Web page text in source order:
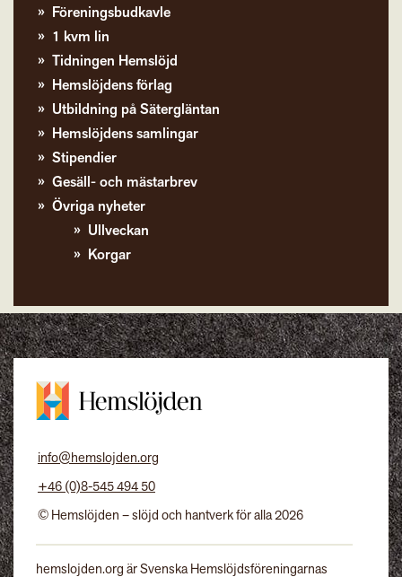
Föreningsbudkavle
1 kvm lin
Tidningen Hemslöjd
Hemslöjdens förlag
Utbildning på Sätergläntan
Hemslöjdens samlingar
Stipendier
Gesäll- och mästarbrev
Övriga nyheter
Ullveckan
Korgar
info@hemslojden.org
+46 (0)8-545 494 50
© Hemslöjden – slöjd och hantverk för alla 2026
hemslojden.org är Svenska Hemslöjdsföreningarnas